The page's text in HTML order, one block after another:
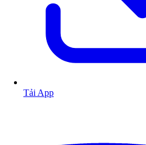
Tải App